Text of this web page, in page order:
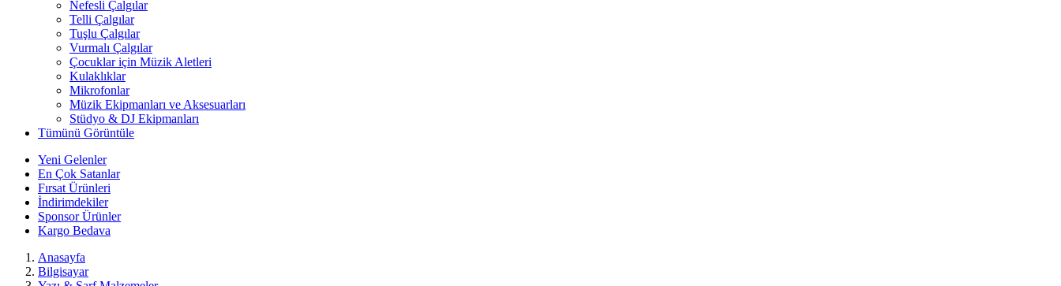
Nefesli Çalgılar
Telli Çalgılar
Tuşlu Çalgılar
Vurmalı Çalgılar
Çocuklar için Müzik Aletleri
Kulaklıklar
Mikrofonlar
Müzik Ekipmanları ve Aksesuarları
Stüdyo & DJ Ekipmanları
Tümünü Görüntüle
Yeni Gelenler
En Çok Satanlar
Fırsat Ürünleri
İndirimdekiler
Sponsor Ürünler
Kargo Bedava
Anasayfa
Bilgisayar